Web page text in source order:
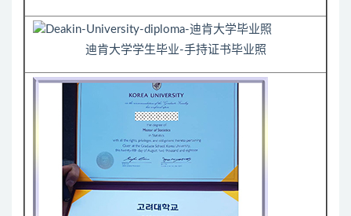
迪肯大学学生毕业-手持证书毕业照